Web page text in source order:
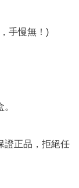
手慢無！)
證正品，拒絕任